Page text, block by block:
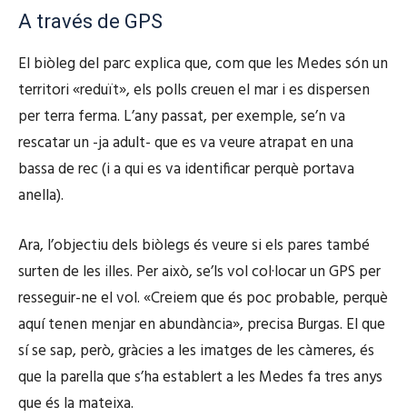
o
A través de GPS
El biòleg del parc explica que, com que les Medes són un
territori «reduït», els polls creuen el mar i es dispersen
per terra ferma. L’any passat, per exemple, se’n va
rescatar un -ja adult- que es va veure atrapat en una
bassa de rec (i a qui es va identificar perquè portava
anella).
Ara, l’objectiu dels biòlegs és veure si els pares també
surten de les illes. Per això, se’ls vol col·locar un GPS per
resseguir-ne el vol. «Creiem que és poc probable, perquè
aquí tenen menjar en abundància», precisa Burgas. El que
sí se sap, però, gràcies a les imatges de les càmeres, és
que la parella que s’ha establert a les Medes fa tres anys
que és la mateixa.